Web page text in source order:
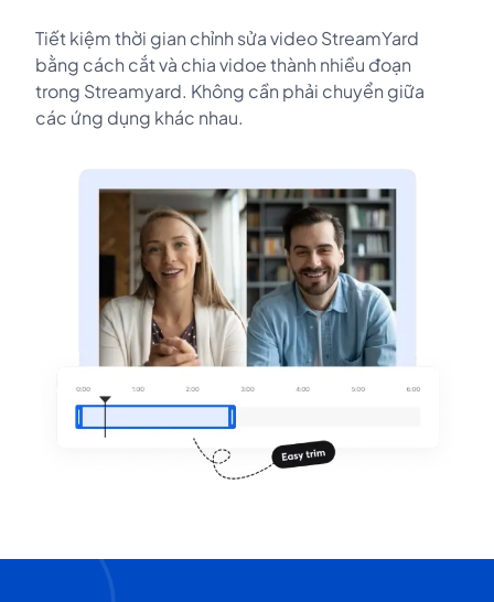
Tiết kiệm thời gian chỉnh sửa video StreamYard
bằng cách cắt và chia vidoe thành nhiều đoạn
trong Streamyard. Không cần phải chuyển giữa
các ứng dụng khác nhau.